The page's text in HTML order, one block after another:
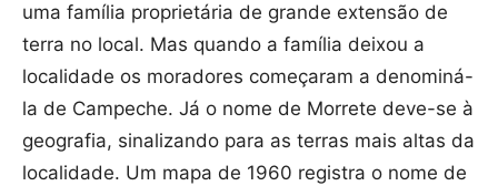
uma família proprietária de grande extensão de
terra no local. Mas quando a família deixou a
localidade os moradores começaram a denominá-
la de Campeche. Já o nome de Morrete deve-se à
geografia, sinalizando para as terras mais altas da
localidade. Um mapa de 1960 registra o nome de